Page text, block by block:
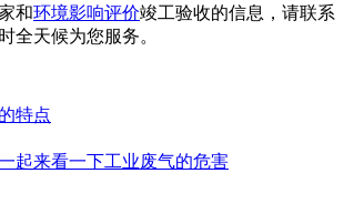
和环境影响评价竣工验收的信息，请联系
全天候为您服务。
特点
起来看一下工业废气的危害